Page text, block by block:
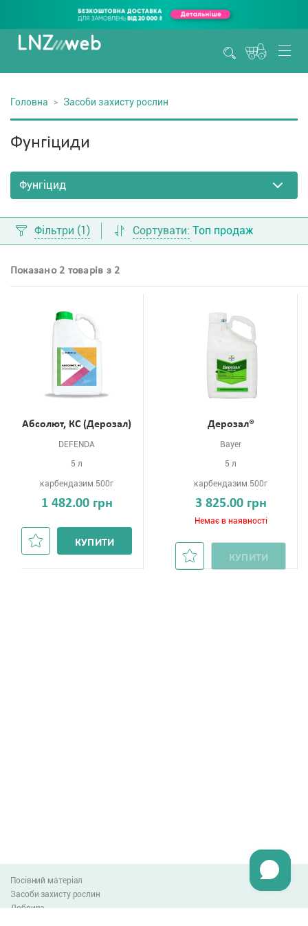
Головна Засоби захисту рослин
Фунгіциди
Фільтри (1) Сортувати: Топ продаж
Показано 2 товарів з 2
Абсолют, КС (Дерозал)
DEFENDA
5 л
карбендазим 500г
1 482.00 грн
КУПИТИ
Дерозал®
Bayer
5 л
карбендазим 500г
3 825.00 грн
Немає в наявності
КУПИТИ
Посівний матеріал
Засоби захисту рослин
Добрива